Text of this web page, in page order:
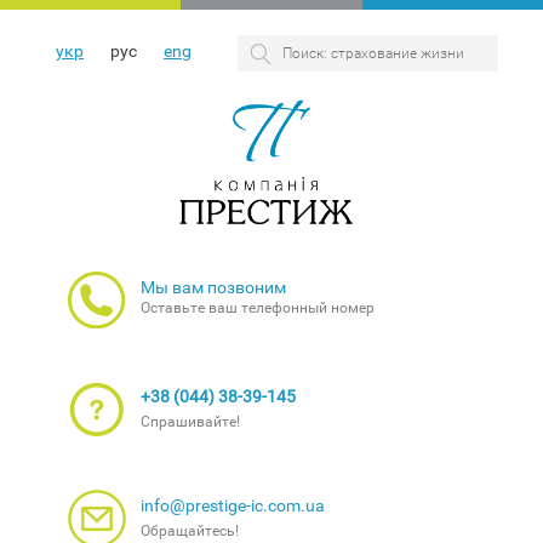
укр рус eng
Мы вам позвоним
Оставьте ваш телефонный номер
+38 (044) 38-39-145
Спрашивайте!
info@prestige-ic.com.ua
Обращайтесь!